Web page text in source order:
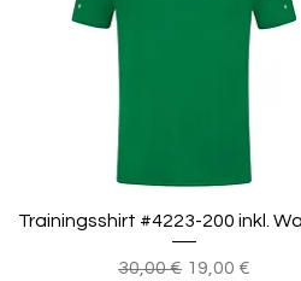
Trainingsshirt #4223-200 inkl.
Standardpreis
30,00 € Sale-Preis
19,00 €